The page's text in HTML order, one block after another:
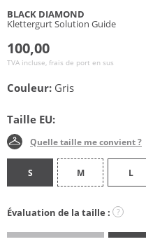
BLACK DIAMOND
Klettergurt Solution Guide
100,00
TVA incluse, frais de port en sus
Couleur: Gris
Taille EU:
Quelle taille me convient ?
S M L
Évaluation de la taille : ?